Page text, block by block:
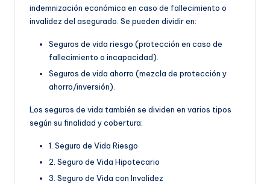
indemnización económica en caso de fallecimiento o
invalidez del asegurado. Se pueden dividir en:
Seguros de vida riesgo (protección en caso de
fallecimiento o incapacidad).
Seguros de vida ahorro (mezcla de protección y
ahorro/inversión).
Los seguros de vida también se dividen en varios tipos
según su finalidad y cobertura:
1. Seguro de Vida Riesgo
2. Seguro de Vida Hipotecario
3. Seguro de Vida con Invalidez